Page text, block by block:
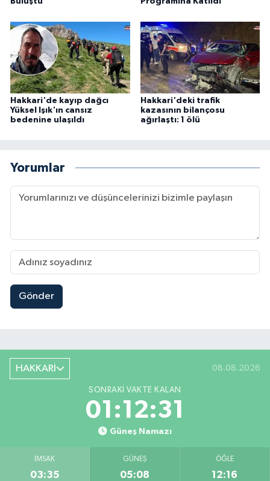
Hakkari'de kayıp dağcı
Yüksel Işık'ın cansız
bedenine ulaşıldı
Hakkari'deki trafik
kazasının bilançosu
ağırlaştı: 1 ölü
Yorumlar
Gönder
HAKKARİ 08.08.2026
SONRAKI VAKTE KALAN
01:12:30
Güneş Namazı
İMSAK
03:35
GÜNEŞ
05:08
ÖĞLE
12:16